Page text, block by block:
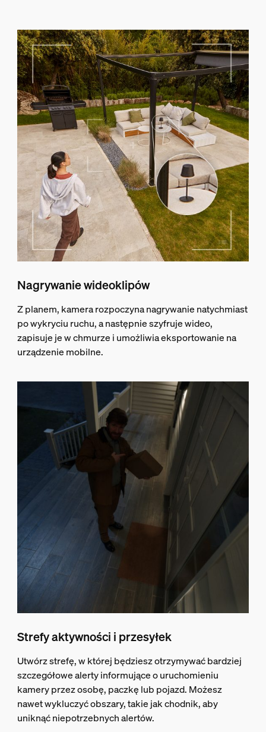
Nagrywanie wideoklipów
Z planem, kamera rozpoczyna nagrywanie natychmiast
po wykryciu ruchu, a następnie szyfruje wideo,
zapisuje je w chmurze i umożliwia eksportowanie na
urządzenie mobilne.
Strefy aktywności i przesyłek
Utwórz strefę, w której będziesz otrzymywać bardziej
szczegółowe alerty informujące o uruchomieniu
kamery przez osobę, paczkę lub pojazd. Możesz
nawet wykluczyć obszary, takie jak chodnik, aby
uniknąć niepotrzebnych alertów.